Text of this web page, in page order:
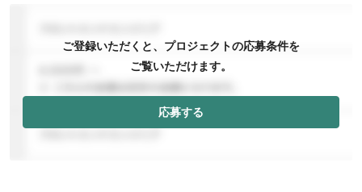
ご登録いただくと、プロジェクトの応募条件を
ご覧いただけます。
応募する